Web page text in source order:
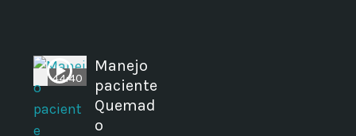
44:40
Manejo
paciente
Quemad
o